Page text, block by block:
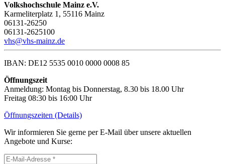
Volkshochschule Mainz e.V.
Karmeliterplatz 1, 55116 Mainz
06131-26250
06131-2625100
vhs@vhs-mainz.de
IBAN: DE12 5535 0010 0000 0008 85
Öffnungszeit
Anmeldung: Montag bis Donnerstag, 8.30 bis 18.00 Uhr
Freitag 08:30 bis 16:00 Uhr
Öffnungszeiten (Details)
Wir informieren Sie gerne per E-Mail über unsere aktuellen
Angebote und Kurse: